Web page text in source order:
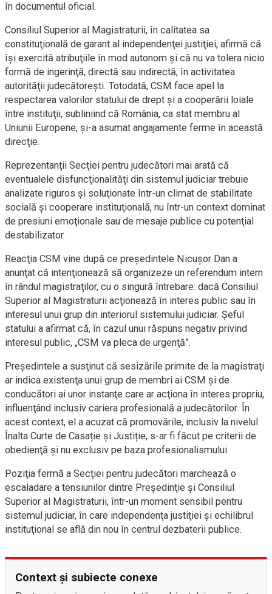
în documentul oficial.
Consiliul Superior al Magistraturii, în calitatea sa
constituţională de garant al independenţei justiţiei, afirmă că
îşi exercită atribuţiile în mod autonom şi că nu va tolera nicio
formă de ingerinţă, directă sau indirectă, în activitatea
autorităţii judecătoreşti. Totodată, CSM face apel la
respectarea valorilor statului de drept şi a cooperării loiale
între instituţii, subliniind că România, ca stat membru al
Uniunii Europene, şi-a asumat angajamente ferme în această
direcţie.
Reprezentanţii Secţiei pentru judecători mai arată că
eventualele disfuncţionalităţi din sistemul judiciar trebuie
analizate riguros şi soluţionate într-un climat de stabilitate
socială şi cooperare instituţională, nu într-un context dominat
de presiuni emoţionale sau de mesaje publice cu potenţial
destabilizator.
Reacţia CSM vine după ce preşedintele Nicuşor Dan a
anunţat că intenţionează să organizeze un referendum intern
în rândul magistraţilor, cu o singură întrebare: dacă Consiliul
Superior al Magistraturii acţionează în interes public sau în
interesul unui grup din interiorul sistemului judiciar. Şeful
statului a afirmat că, în cazul unui răspuns negativ privind
interesul public, „CSM va pleca de urgenţă”.
Preşedintele a susţinut că sesizările primite de la magistraţi
ar indica existenţa unui grup de membri ai CSM şi de
conducători ai unor instanţe care ar acţiona în interes propriu,
influenţând inclusiv cariera profesională a judecătorilor. În
acest context, el a acuzat că promovările, inclusiv la nivelul
Înalta Curte de Casație și Justiție, s-ar fi făcut pe criterii de
obedienţă şi nu exclusiv pe baza profesionalismului.
Poziţia fermă a Secţiei pentru judecători marchează o
escaladare a tensiunilor dintre Preşedinţie şi Consiliul
Superior al Magistraturii, într-un moment sensibil pentru
sistemul judiciar, în care independenţa justiţiei şi echilibrul
instituţional se află din nou în centrul dezbaterii publice.
Context și subiecte conexe